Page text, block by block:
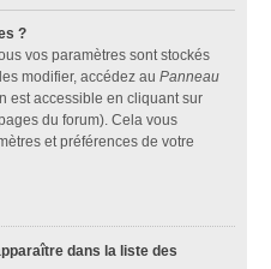
?
vos paramètres sont stockés
modifier, accédez au Panneau
est accessible en cliquant sur
du forum). Cela vous
et préférences de votre
dans la liste des